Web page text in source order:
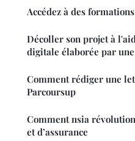
Accédez à des
Décoller son projet à
digitale élaborée par
Comment rédiger une
Parcoursup
Comment nsia
et d’assurance